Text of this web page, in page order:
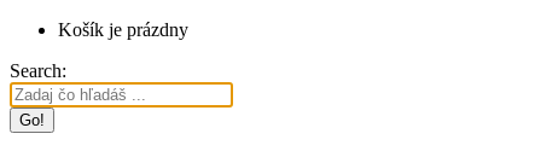
Košík je prázdny
Search: